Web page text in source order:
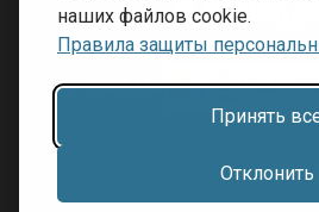
наших файлов cookie.
Правила защиты
Принять
Отклонить
Разработка сайта: